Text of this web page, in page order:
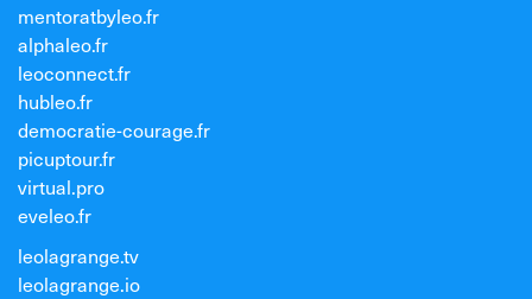
mentoratbyleo.fr
alphaleo.fr
leoconnect.fr
hubleo.fr
democratie-courage.fr
picuptour.fr
virtual.pro
eveleo.fr
leolagrange.tv
leolagrange.io